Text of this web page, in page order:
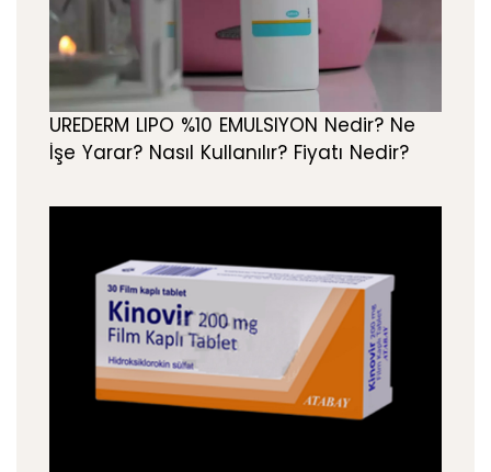
UREDERM LIPO %10 EMULSIYON Nedir? Ne
İşe Yarar? Nasıl Kullanılır? Fiyatı Nedir?